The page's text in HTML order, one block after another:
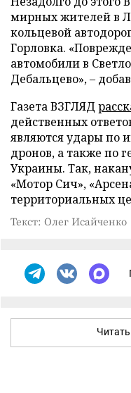
мирных жителей в
кольцевой
Горловка.
автомобили в
Дебальцево», –
Газета ВЗГЛЯД
действенных
являются удары по
дронов, а также по
Украины. Так,
«Мотор Сич»,
территориальных
Текст: Олег Исайченко